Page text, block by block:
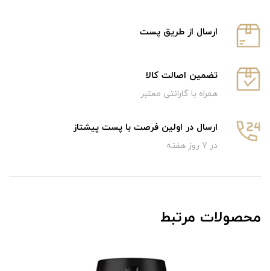
ارسال از طریق پست
تضمین اصالت کالا
همراه با گارانتی معتبر
ارسال در اولین فرصت با پست پیشتاز
در 7 روز هفته
محصولات مرتبط